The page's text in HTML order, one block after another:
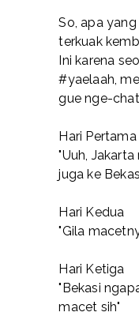
So, apa
terkuak
Ini karena
#yaelaah,
gue nge-
Hari Pertama
"Uuh,
juga ke
Hari Kedua
"Gila
Hari Ketiga
"Bekasi
macet sih"